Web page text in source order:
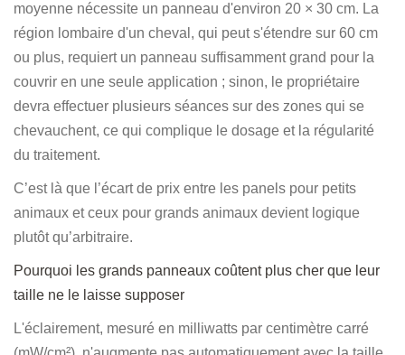
moyenne nécessite un panneau d'environ 20 × 30 cm. La
région lombaire d'un cheval, qui peut s'étendre sur 60 cm
ou plus, requiert un panneau suffisamment grand pour la
couvrir en une seule application ; sinon, le propriétaire
devra effectuer plusieurs séances sur des zones qui se
chevauchent, ce qui complique le dosage et la régularité
du traitement.
C’est là que l’écart de prix entre les panels pour petits
animaux et ceux pour grands animaux devient logique
plutôt qu’arbitraire.
Pourquoi les grands panneaux coûtent plus cher que leur
taille ne le laisse supposer
L'éclairement, mesuré en milliwatts par centimètre carré